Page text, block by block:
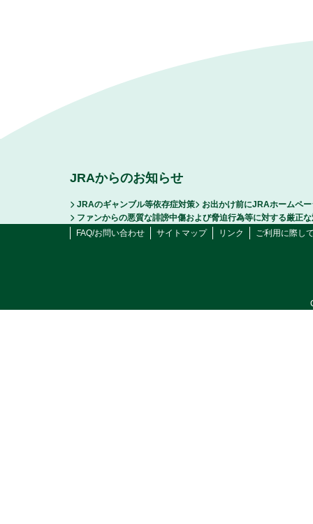
JRAからのお知らせ
JRAのギャンブル等依存症対策
お出かけ前にJRAホームペ
ファンからの悪質な誹謗中傷および脅迫行為等に対する厳正
FAQ/お問い合わせ
サイトマップ リンク ご利用に際し